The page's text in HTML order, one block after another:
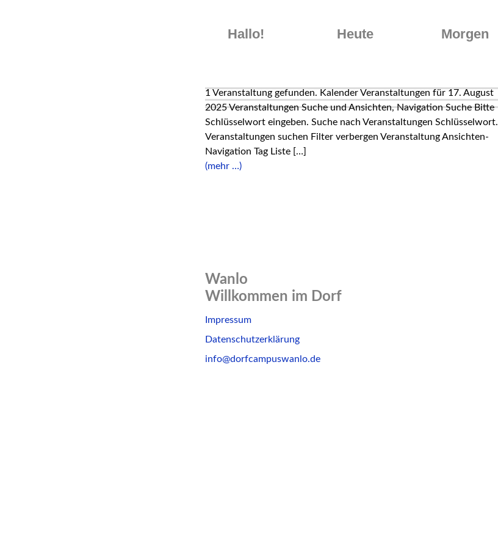
contentHallo! Heute Morgen
1 Veranstaltung gefunden. Kalender Veranstaltungen für 17. August
2025 Veranstaltungen Suche und Ansichten, Navigation Suche Bitte
Schlüsselwort eingeben. Suche nach Veranstaltungen Schlüsselwort.
Veranstaltungen suchen Filter verbergen Veranstaltung Ansichten-
Navigation Tag Liste […]
(mehr …)
Wanlo
Willkommen im Dorf
Skip
to
Impressum
Datenschutzerklärung
info@dorfcampuswanlo.de